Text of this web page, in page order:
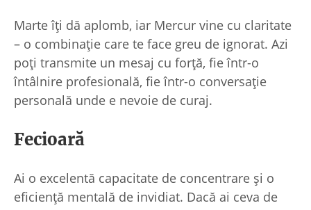
Marte îți dă aplomb, iar Mercur vine cu claritate
– o combinație care te face greu de ignorat. Azi
poți transmite un mesaj cu forță, fie într-o
întâlnire profesională, fie într-o conversație
personală unde e nevoie de curaj.
Fecioară
Ai o excelentă capacitate de concentrare și o
eficiență mentală de invidiat. Dacă ai ceva de